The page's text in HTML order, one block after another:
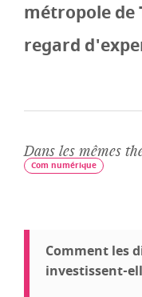
métropole de
regard
Dans les mêmes
Com numérique
Comment les
investissent-